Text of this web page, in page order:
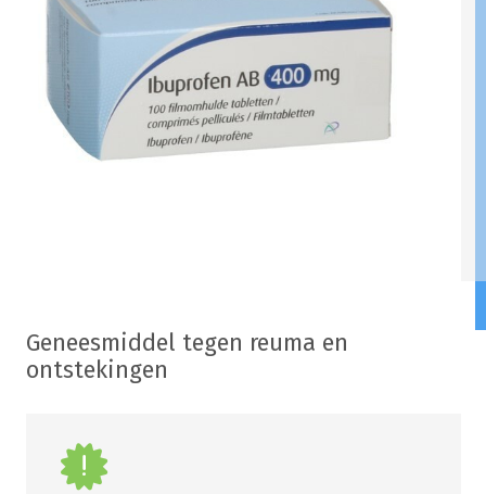
Geneesmiddel tegen reuma en
ontstekingen